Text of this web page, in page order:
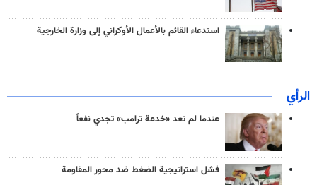
استدعاء القائم بالأعمال الأوكراني إلى وزارة الخارجية
الرأي
عندما لم تعد «خدعة ترامب» تجدي نفعاً
فشل استراتيجية الضغط ضد محور المقاومة